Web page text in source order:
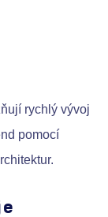
rychlý vývoj
pomocí